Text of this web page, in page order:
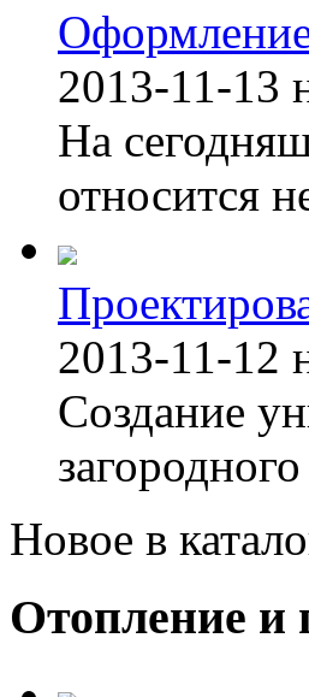
2013-11-13
На
относится
2013-11-12
Создание
Новое в
Отопление и